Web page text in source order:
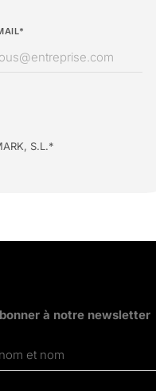
S.L.*
à notre newsletter